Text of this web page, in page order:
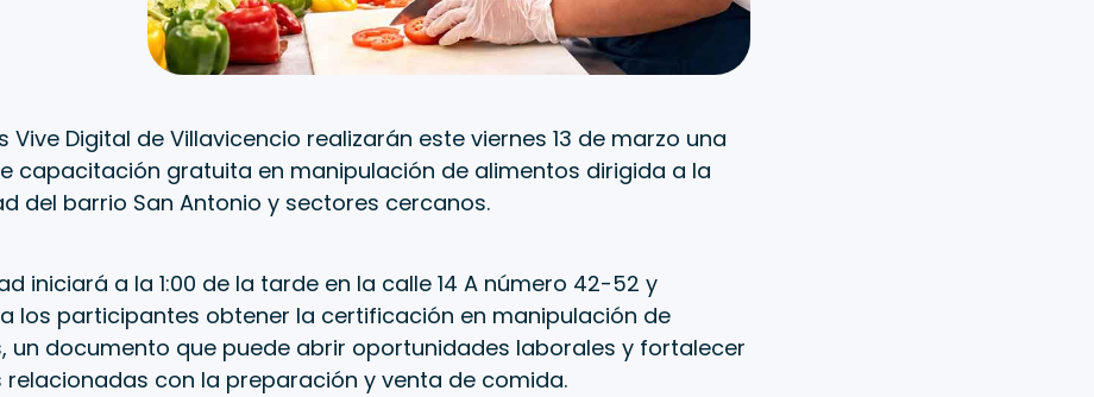
Vive Digital de Villavicencio realizarán este viernes 13 de marzo una
capacitación gratuita en manipulación de alimentos dirigida a la
del barrio San Antonio y sectores cercanos.
iniciará a la 1:00 de la tarde en la calle 14 A número 42-52 y
los participantes obtener la certificación en manipulación de
un documento que puede abrir oportunidades laborales y fortalecer
relacionadas con la preparación y venta de comida.